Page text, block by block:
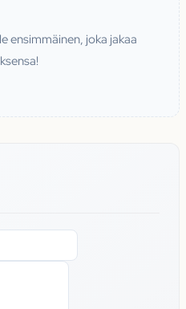
ensimmäinen, joka jakaa